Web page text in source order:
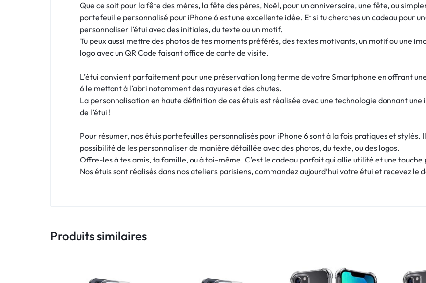
LIVRAISON
Que ce soit pour la fête des mères, la fête des pères, Noël, pour un anniversaire, une fête, ou
portefeuille personnalisé pour iPhone 6 est une excellente idée. Et si tu cherches un cadeau pour
personnaliser l’étui avec des initiales, du texte ou un motif.
Tu peux aussi mettre des photos de tes moments préférés, des textes motivants, un motif ou une
logo avec un QR Code faisant office de carte de visite.
L’étui convient parfaitement pour une préservation long terme de votre Smartphone en offrant
6 le mettant à l’abri notamment des rayures et des chutes.
La personnalisation en haute définition de ces étuis est réalisée avec une technologie donnant une
de l’étui !
Pour résumer, nos étuis portefeuilles personnalisés pour iPhone 6 sont à la fois pratiques et
possibilité de les personnaliser de manière détaillée avec des photos, du texte, ou des logos.
Offre-les à tes amis, ta famille, ou à toi-même. C’est le cadeau parfait qui allie utilité et une touche
Nos étuis sont réalisés dans nos ateliers parisiens, commandez aujourd’hui votre étui et recevez le
Produits similaires